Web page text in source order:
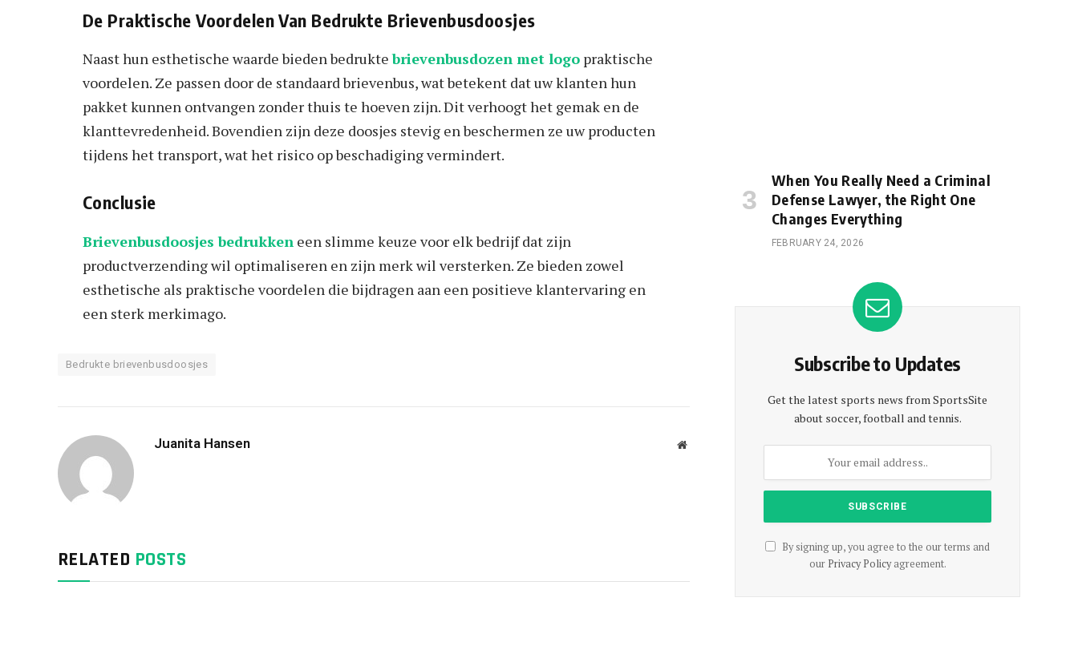
De Praktische Voordelen Van Bedrukte Brievenbusdoosjes
Naast hun esthetische waarde bieden bedruktebrievenbusdozen met logo praktische
voordelen. Ze passen door de standaard brievenbus, wat betekent dat uw klanten hun
pakket kunnen ontvangen zonder thuis te hoeven zijn. Dit verhoogt het gemak en de
klanttevredenheid. Bovendien zijn deze doosjes stevig en beschermen ze uw producten
tijdens het transport, wat het risico op beschadiging vermindert.
Conclusie
Brievenbusdoosjes bedrukken een slimme keuze voor elk bedrijf dat zijn
productverzending wil optimaliseren en zijn merk wil versterken. Ze bieden zowel
esthetische als praktische voordelen die bijdragen aan een positieve klantervaring en
een sterk merkimago.
Bedrukte brievenbusdoosjes
Juanita Hansen Website
RELATED POSTS
When You Really Need a Criminal
Defense Lawyer, the Right One
Changes Everything
FEBRUARY 24, 2026
Subscribe to Updates
Get the latest sports news from SportsSite
about soccer, football and tennis.
By signing up, you agree to the our terms and
our Privacy Policyagreement.